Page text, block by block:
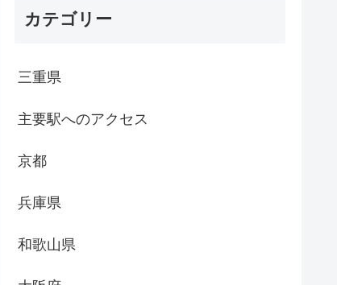
カテゴリー
三重県
主要駅へのアクセス
京都
兵庫県
和歌山県